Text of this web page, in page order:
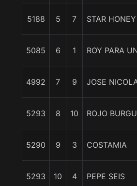
5188 5 7 STAR HONEY
5085 6 1 ROY PARA
4992 7 9 JOSE
5293 8 10 ROJO
5290 9 3 COSTAMIA
5293 10 4 PEPE SEIS